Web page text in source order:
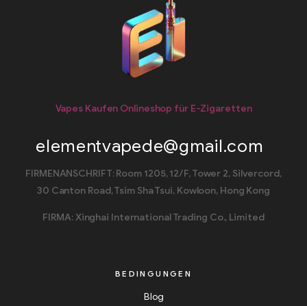
Vapes Kaufen Onlineshop für E-Zigaretten
elementvapede@gmail.com
FIRMENANSCHRIFT: Room 1205, 12/F, Tower 2, Silvercord,
30 Canton Road, Tsim Sha Tsui, Kowloon, Hong Kong
FIRMA: Xinghai International Trading Co., Limited
BEDINGUNGEN
Blog